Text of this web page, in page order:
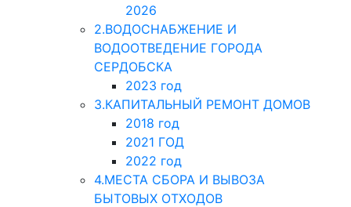
2026
2.ВОДОСНАБЖЕНИЕ И
ВОДООТВЕДЕНИЕ ГОРОДА
СЕРДОБСКА
2023 год
3.КАПИТАЛЬНЫЙ РЕМОНТ ДОМОВ
2018 год
2021 ГОД
2022 год
4.МЕСТА СБОРА И ВЫВОЗА
БЫТОВЫХ ОТХОДОВ